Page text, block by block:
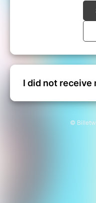
I did not receive
©